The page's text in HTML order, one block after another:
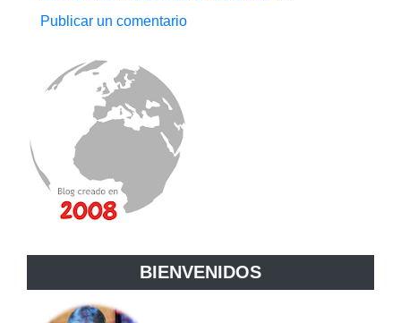
Publicar un comentario
BIENVENIDOS